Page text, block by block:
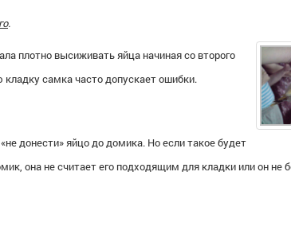
.
плотно высиживать яйца начиная со второго
самка часто допускает ошибки.
донести» яйцо до домика. Но если такое будет
она не считает его подходящим для кладки или он не